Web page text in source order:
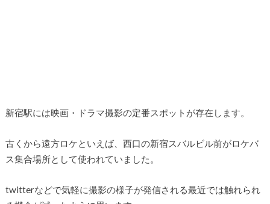
新宿駅には映画・ドラマ撮影の定番スポットが存在します。
古くから遠方ロケといえば、西口の新宿スバルビル前がロケバ
ス集合場所として使われていました。
twitterなどで気軽に撮影の様子が発信される最近では触れられ